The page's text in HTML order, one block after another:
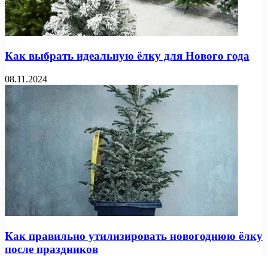
Как выбрать идеальную ёлку для Нового года
08.11.2024
Как правильно утилизировать новогоднюю ёлку
после праздников